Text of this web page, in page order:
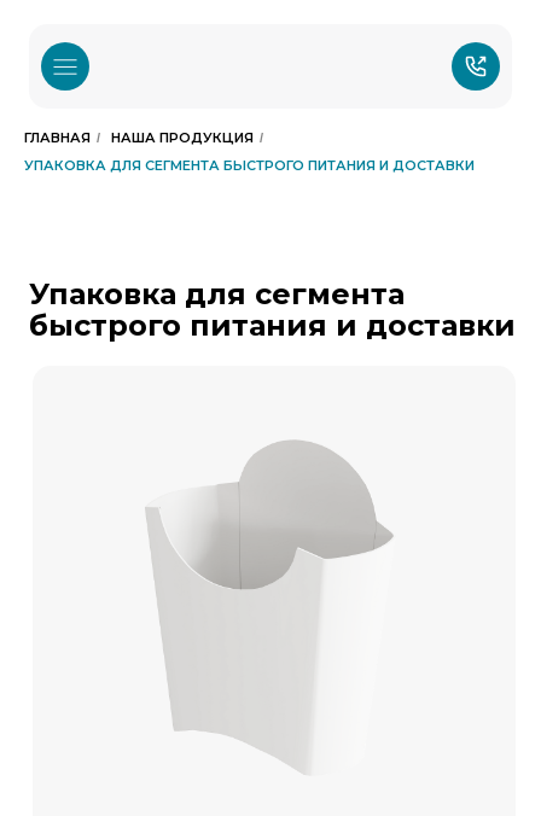
ГЛАВНАЯ / НАША ПРОДУКЦИЯ /
УПАКОВКА ДЛЯ СЕГМЕНТА БЫСТРОГО ПИТАНИЯ И ДОСТАВКИ
Упаковка для сегмента
быстрого питания и доставки